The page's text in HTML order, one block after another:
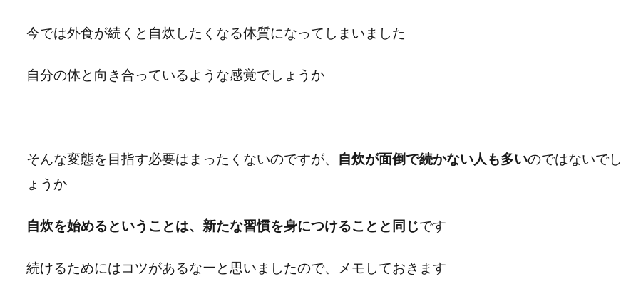
今では外食が続くと自炊したくなる体質になってしまいました
自分の体と向き合っているような感覚でしょうか
そんな変態を目指す必要はまったくないのですが、 自炊が面倒で続かない人も多いのではないでし
ょうか
自炊を始めるということは、新たな習慣を身につけることと同じです
続けるためにはコツがあるなーと思いましたので、メモしておきます